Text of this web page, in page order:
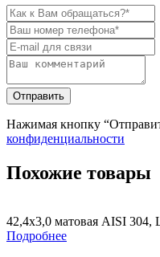
Нажимая кнопку
конфиденциальности
Похожие товары
42,4х3,0 матовая AISI 304,
Подробнее